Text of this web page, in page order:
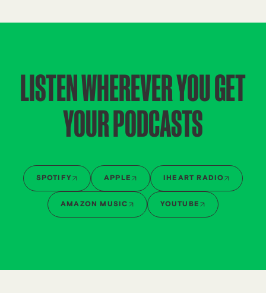
LISTEN WHEREVER YOU GET
YOUR PODCASTS
SPOTIFY APPLE IHEART RADIO
AMAZON MUSIC YOUTUBE